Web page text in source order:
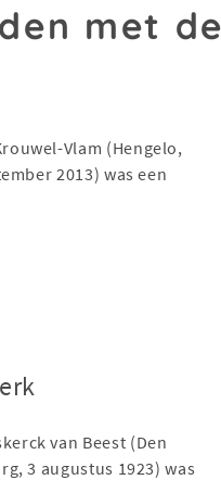
met
Vlam (Hengelo,
2013) was een
van Beest (Den
3 augustus 1923) was